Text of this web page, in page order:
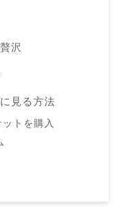
沢
見る方法
トを購入